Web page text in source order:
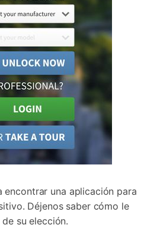
encontrar una aplicación para
Déjenos saber cómo le
su elección.